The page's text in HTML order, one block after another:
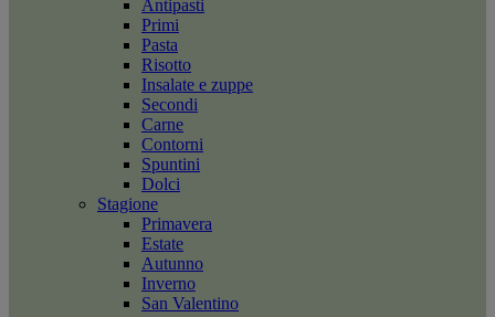
Antipasti
Primi
Pasta
Risotto
Insalate e zuppe
Secondi
Carne
Contorni
Spuntini
Dolci
Stagione
Primavera
Estate
Autunno
Inverno
San Valentino